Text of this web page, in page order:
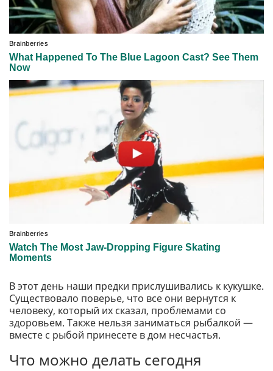
В этот день наши предки прислушивались к кукушке.
Существовало поверье, что все они вернутся к
человеку, который их сказал, проблемами со
здоровьем. Также нельзя заниматься рыбалкой —
вместе с рыбой принесете в дом несчастья.
Что можно делать сегодня